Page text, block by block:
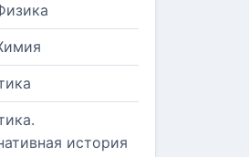
история